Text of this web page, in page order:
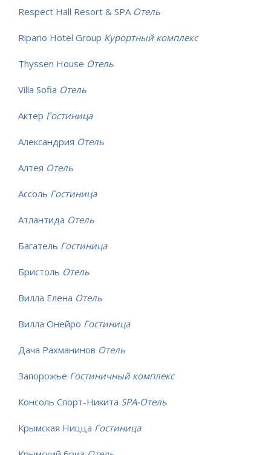
Respect Hall Resort & SPA Отель
Ripario Hotel Group Курортный комплекс
Thyssen House Отель
Villa Sofia Отель
Актер Гостиница
Александрия Отель
Алтея Отель
Ассоль Гостиница
Атлантида Отель
Багатель Гостиница
Бристоль Отель
Вилла Елена Отель
Вилла Онейро Гостиница
Дача Рахманинов Отель
Запорожье Гостиничный комплекс
Консоль Спорт-Никита SPA-Отель
Крымская Ницца Гостиница